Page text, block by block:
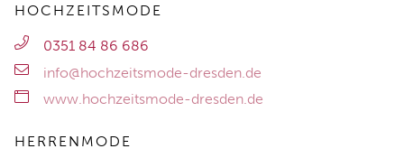
HOCHZEITSMODE
0351 84 86 686
info@hochzeitsmode-dresden.de
www.hochzeitsmode-dresden.de
HERRENMODE